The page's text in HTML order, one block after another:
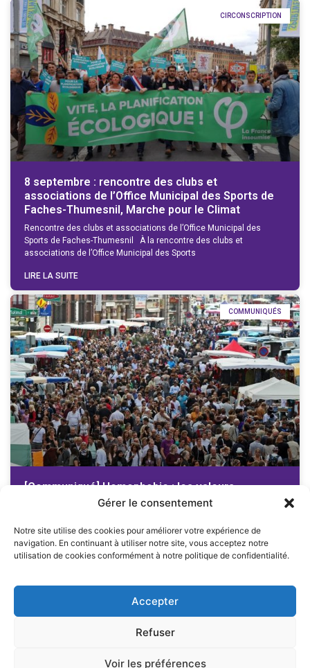
Gérer le consentement
Notre site utilise des cookies pour améliorer votre expérience de
navigation. En continuant à utiliser notre site, vous acceptez notre
utilisation de cookies conformément à notre politique de confidentialité.
Accepter
Refuser
Voir les préférences
CIRCONSCRIPTION
8 septembre : rencontre des clubs et
associations de l’Office Municipal des Sports de
Faches-Thumesnil, Marche pour le Climat
Rencontre des clubs et associations de l’Office Municipal des
Sports de Faches-Thumesnil À la rencontre des clubs et
associations de l’Office Municipal des Sports
LIRE LA SUITE
COMMUNIQUÉS
[Communiqué] Homophobie : les valeurs
républicaines ne se bradent pas
Lille, fête populaire censée être un moment de joie collective, aurait
été marquée par plusieurs agressions
3 4 5